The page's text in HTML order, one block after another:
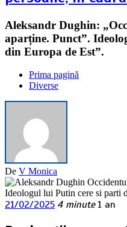
Aleksandr Dughin:
aparține. Punct”.
din Europa de Est”.
Prima pagină
Diverse
De V Monica
21/02/2025 4 minute 1 an